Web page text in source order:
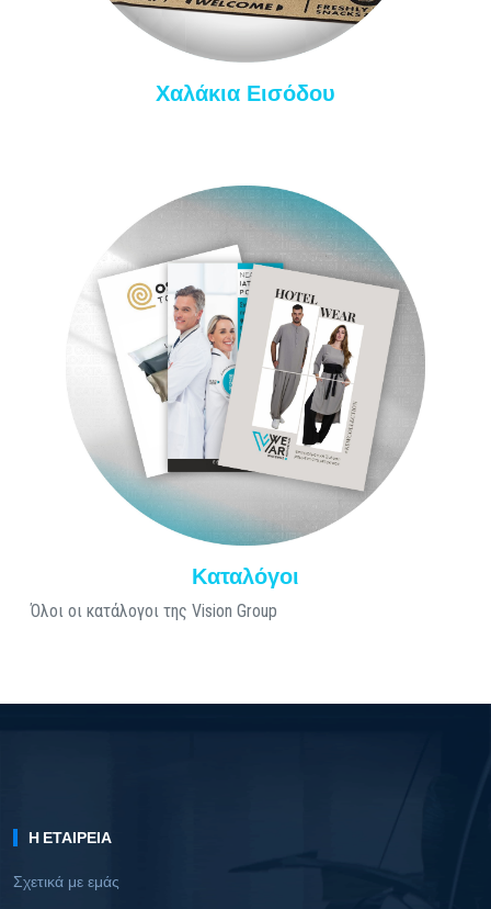
Χαλάκια Εισόδου
Καταλόγοι
Όλοι οι κατάλογοι της Vision Group
Η ΕΤΑΙΡΕΊΑ
Σχετικά με εμάς